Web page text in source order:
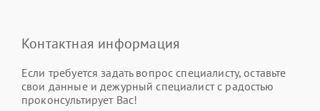
Контактная информация
Если требуется задать вопрос специалисту, оставьте
свои данные и дежурный специалист с радостью
проконсультирует Вас!